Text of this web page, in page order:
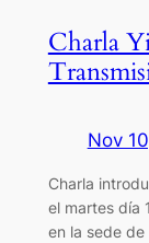
Charla
Nov
Charla
el martes día
en la sede de